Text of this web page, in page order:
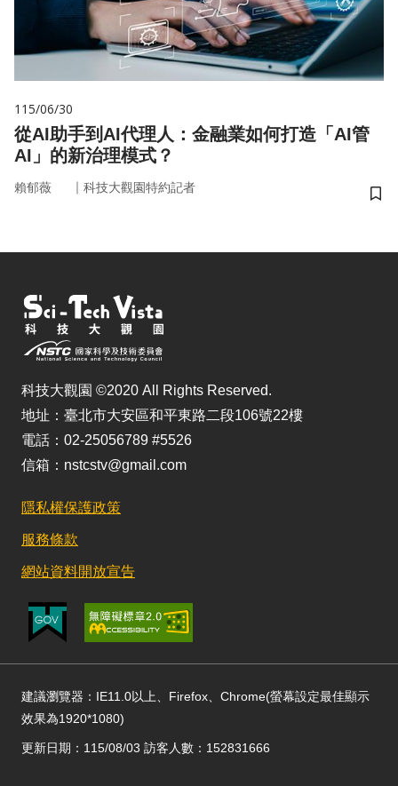
115/06/30
從AI助手到AI代理人：金融業如何打造「AI管
AI」的新治理模式？
賴郁薇 ｜ 科技大觀園特約記者
儲
科技大觀園 ©2020 All Rights Reserved.
地址：臺北市大安區和平東路二段106號22樓
電話：02-25056789 #5526
信箱：nstcstv@gmail.com
隱私權保護政策
服務條款
網站資料開放宣告
建議瀏覽器：IE11.0以上、Firefox、Chrome(螢幕設定最佳顯示
效果為1920*1080)
更新日期：115/08/03 訪客人數：152831666